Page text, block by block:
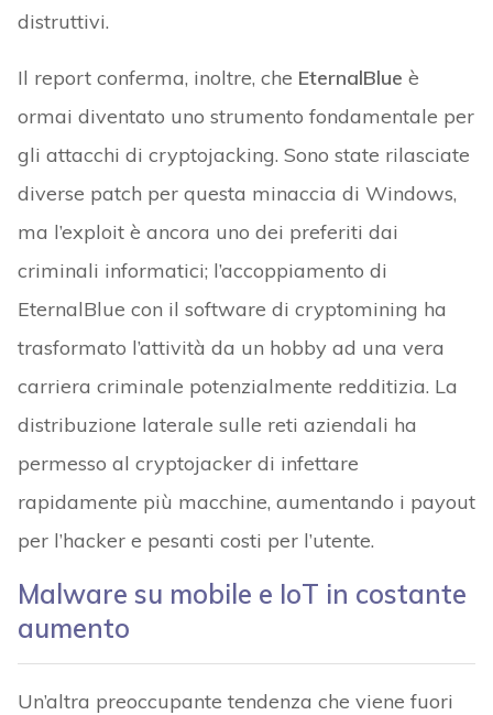
distruttivi.
Il report conferma, inoltre, che EternalBlue è
ormai diventato uno strumento fondamentale per
gli attacchi di cryptojacking. Sono state rilasciate
diverse patch per questa minaccia di Windows,
ma l’exploit è ancora uno dei preferiti dai
criminali informatici; l’accoppiamento di
EternalBlue con il software di cryptomining ha
trasformato l’attività da un hobby ad una vera
carriera criminale potenzialmente redditizia. La
distribuzione laterale sulle reti aziendali ha
permesso al cryptojacker di infettare
rapidamente più macchine, aumentando i payout
per l’hacker e pesanti costi per l’utente.
Malware su mobile e IoT in costante
aumento
Un’altra preoccupante tendenza che viene fuori